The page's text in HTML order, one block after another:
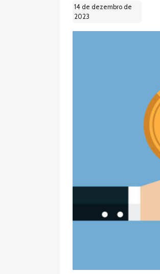
14 de dezembro de
2023